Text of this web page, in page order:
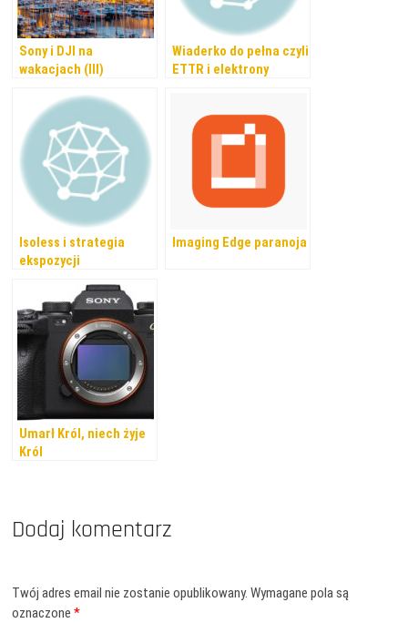
Sony i DJI na
wakacjach (III)
Wiaderko do pełna czyli
ETTR i elektrony
Isoless i strategia
ekspozycji
Imaging Edge paranoja
Umarł Król, niech żyje
Król
Dodaj komentarz
Twój adres email nie zostanie opublikowany. Wymagane pola są
oznaczone*